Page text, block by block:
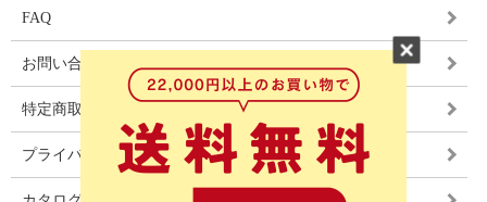
FAQ
お問い合わせ
特定商取引法に基づく表記
プライバシーポリシー